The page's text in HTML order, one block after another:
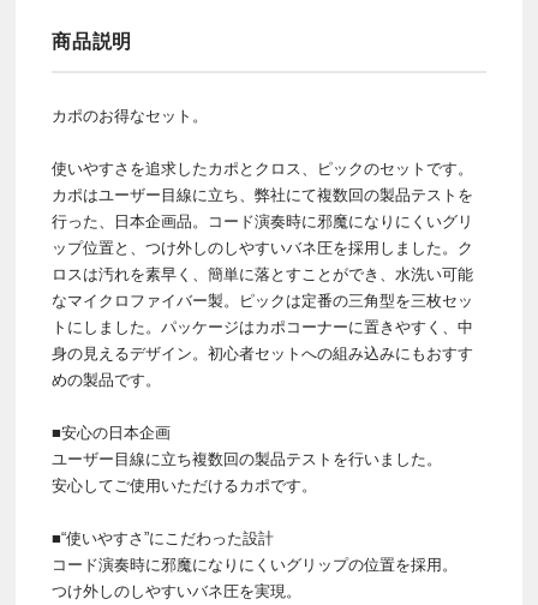
商品説明
カポのお得なセット。
使いやすさを追求したカポとクロス、ピックのセットです。
カポはユーザー目線に立ち、弊社にて複数回の製品テストを
行った、日本企画品。コード演奏時に邪魔になりにくいグリ
ップ位置と、つけ外しのしやすいバネ圧を採用しました。ク
ロスは汚れを素早く、簡単に落とすことができ、水洗い可能
なマイクロファイバー製。ピックは定番の三角型を三枚セッ
トにしました。パッケージはカポコーナーに置きやすく、中
身の見えるデザイン。初心者セットへの組み込みにもおすす
めの製品です。
■安心の日本企画
ユーザー目線に立ち複数回の製品テストを行いました。
安心してご使用いただけるカポです。
■“使いやすさ”にこだわった設計
コード演奏時に邪魔になりにくいグリップの位置を採用。
つけ外しのしやすいバネ圧を実現。